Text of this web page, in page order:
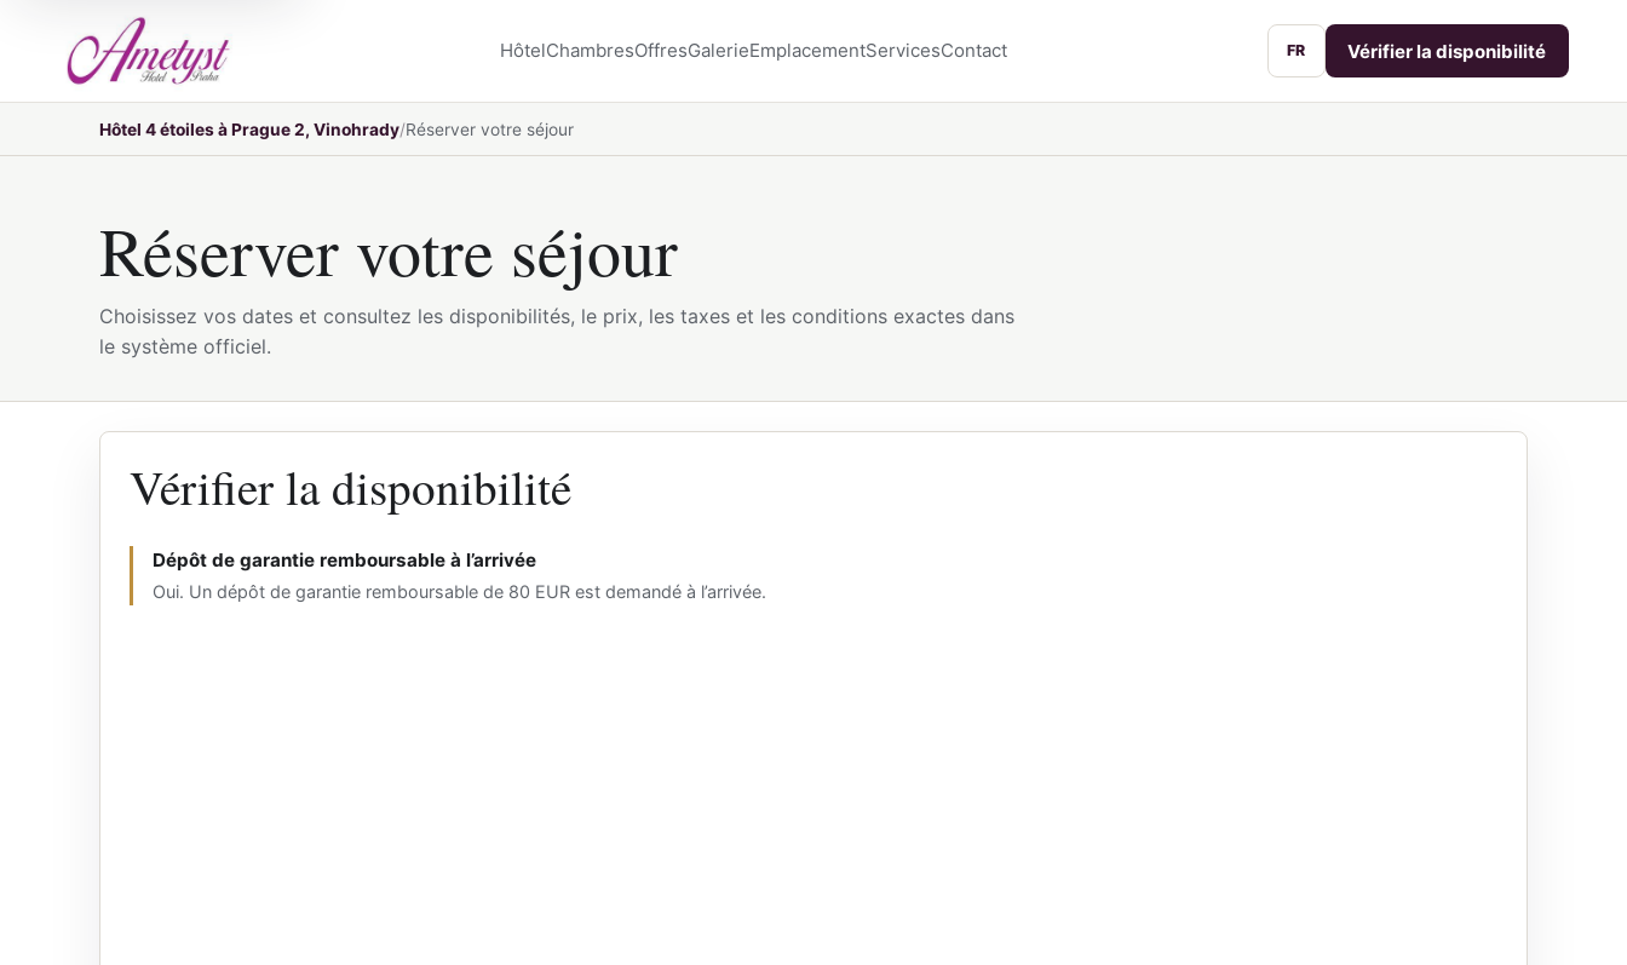
HôtelChambresOffresGalerieEmplacementServicesContact FR Vérifier la disponibilité
Hôtel 4 étoiles à Prague 2, Vinohrady Réserver votre séjour
Réserver votre séjour
Choisissez vos dates et consultez les disponibilités, le prix, les taxes et les conditions exactes dans
le système officiel.
Vérifier la disponibilité
Dépôt de garantie remboursable à l’arrivée
Oui. Un dépôt de garantie remboursable de 80 EUR est demandé à l’arrivée.